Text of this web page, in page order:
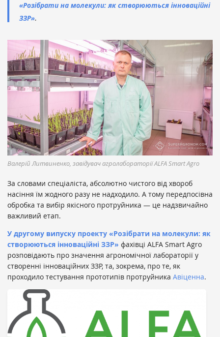
«Розібрати на молекули: як створюються інноваційні
ЗЗР».
Валерій Литвиненко, завідувач агролабораторії ALFA Smart Agro
За словами спеціаліста, абсолютно чистого від хвороб
насіння їм жодного разу не надходило. А тому передпосівна
обробка та вибір якісного протруйника — це надзвичайно
важливий етап.
У другому випуску проекту «Розібрати на молекули: як
створюються інноваційні ЗЗР» фахівці ALFA Smart Agro
розповідають про значення агрономічної лабораторії у
створенні інноваційних ЗЗР, та, зокрема, про те, як
проходило тестування прототипів протруйника Авіценна.